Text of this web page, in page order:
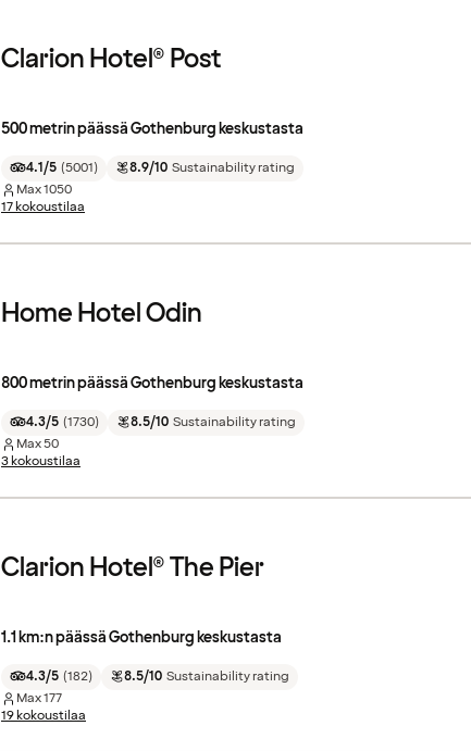
Clarion Hotel® Post
500 metrin päässä Gothenburg keskustasta
4.1/5 (5001) 8.9/10 Sustainability rating
Max1050
17 kokoustilaa
Home Hotel Odin
800 metrin päässä Gothenburg keskustasta
4.3/5 (1730) 8.5/10 Sustainability rating
Max50
3 kokoustilaa
Clarion Hotel® The Pier
1.1 km:n päässä Gothenburg keskustasta
4.3/5 (182) 8.5/10 Sustainability rating
Max177
19 kokoustilaa